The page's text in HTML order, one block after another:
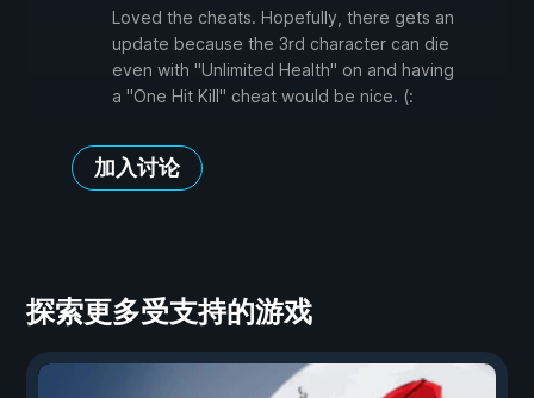
Loved the cheats. Hopefully, there gets an
update because the 3rd character can die
even with "Unlimited Health" on and having
a "One Hit Kill" cheat would be nice. (:
加入讨论
探索更多受支持的游戏